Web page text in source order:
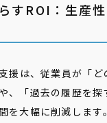
すROI：生産
援は、従業員が「ど
、「過去の履歴を探
を大幅に削減します